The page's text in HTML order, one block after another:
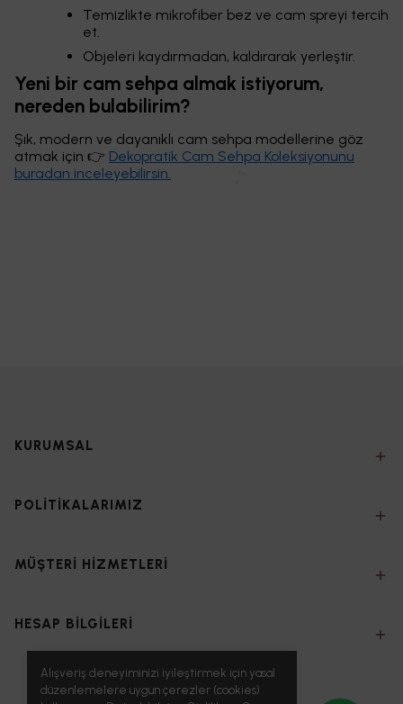
Alışveriş deneyiminizi iyileştirmek için yasal
düzenlemelere uygun çerezler (cookies)
Temizlikte mikrofiber bez ve cam spreyi tercih
et.
Objeleri kaydırmadan, kaldırarak yerleştir.
Yeni bir cam sehpa almak istiyorum,
nereden bulabilirim?
Şık, modern ve dayanıklı cam sehpa modellerine göz
atmak için 👉 Dekopratik Cam Sehpa Koleksiyonunu
buradan inceleyebilirsin.
KURUMSAL
POLİTİKALARIMIZ
MÜŞTERİ HİZMETLERİ
HESAP BİLGİLERİ